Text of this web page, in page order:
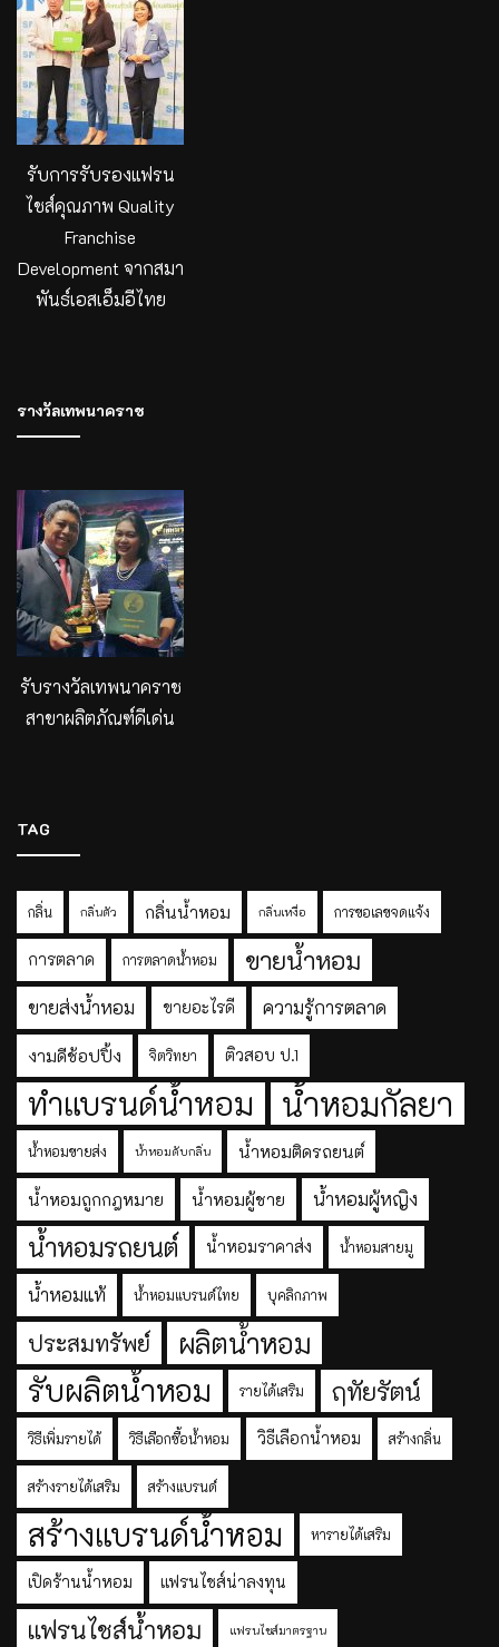
รับการรับรองแฟรน
ไชส์คุณภาพ Quality
Franchise
Development จากสมา
พันธ์เอสเอ็มอีไทย
รางวัลเทพนาคราช
รับรางวัลเทพนาคราช
สาขาผลิตภัณฑ์ดีเด่น
TAG
กลิ่น กลิ่นตัว กลิ่นน้ำหอม กลิ่นเหงื่อ การขอเลขจดแจ้ง
การตลาด การตลาดน้ำหอม ขายน้ำหอม
ขายส่งน้ำหอม ขายอะไรดี ความรู้การตลาด
งามดีช้อปปิ้ง จิตวิทยา ติวสอบ ป.1
ทำแบรนด์น้ำหอม น้ำหอมกัลยา
น้ำหอมขายส่ง น้ำหอมดับกลิ่น น้ำหอมติดรถยนต์
น้ำหอมถูกกฎหมาย น้ำหอมผู้ชาย น้ำหอมผู้หญิง
น้ำหอมรถยนต์ น้ำหอมราคาส่ง น้ำหอมสายมู
น้ำหอมแท้ น้ำหอมแบรนด์ไทย บุคลิกภาพ
ประสมทรัพย์ ผลิตน้ำหอม
รับผลิตน้ำหอม รายได้เสริม ฤทัยรัตน์
วิธีเพิ่มรายได้ วิธีเลือกซื้อน้ำหอม วิธีเลือกน้ำหอม สร้างกลิ่น
สร้างรายได้เสริม สร้างแบรนด์
สร้างแบรนด์น้ำหอม หารายได้เสริม
เปิดร้านน้ำหอม แฟรนไชส์น่าลงทุน
แฟรนไชส์น้ำหอม แฟรนไชส์มาตรฐาน